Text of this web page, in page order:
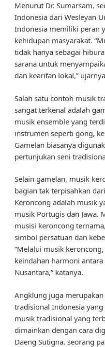
Menurut Dr. Sumarsam,
Indonesia dari Wesleyan
Indonesia memiliki peran
kehidupan masyarakat.
tidak hanya sebagai
sarana untuk
dan kearifan lokal,”
Salah satu contoh musik
sangat terkenal adalah
musik ensemble yang
instrumen seperti gong,
Gamelan biasanya
pertunjukan seni
Selain gamelan, musik
bagian tak terpisahkan
Keroncong adalah musik
musik Portugis dan Jawa.
musisi keroncong
simbol persatuan dan
“Melalui musik
keindahan harmoni
Nusantara,” katanya.
Angklung juga
tradisional Indonesia
musik tradisional yang
dimainkan dengan cara
Daeng Sutigna, seorang